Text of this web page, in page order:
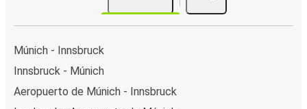
Múnich - Innsbruck
Innsbruck - Múnich
Aeropuerto de Múnich - Innsbruck